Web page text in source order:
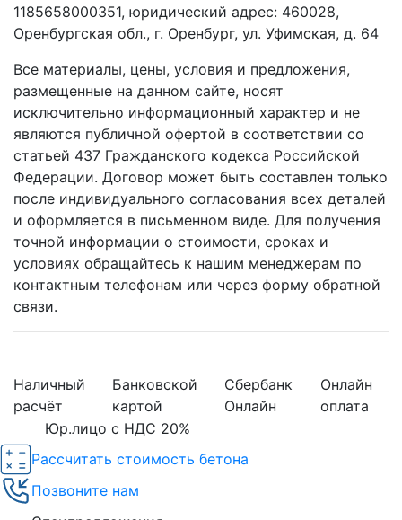
1185658000351, юридический адрес: 460028,
Оренбургская обл., г. Оренбург, ул. Уфимская, д. 64
Все материалы, цены, условия и предложения,
размещенные на данном сайте, носят
исключительно информационный характер и не
являются публичной офертой в соответствии со
статьей 437 Гражданского кодекса Российской
Федерации. Договор может быть составлен только
после индивидуального согласования всех деталей
и оформляется в письменном виде. Для получения
точной информации о стоимости, сроках и
условиях обращайтесь к нашим менеджерам по
контактным телефонам или через форму обратной
связи.
Наличный
расчёт
Банковской
картой
Сбербанк
Онлайн
Онлайн
оплата
Юр.лицо с НДС 20%
Рассчитать стоимость бетона
Позвоните нам